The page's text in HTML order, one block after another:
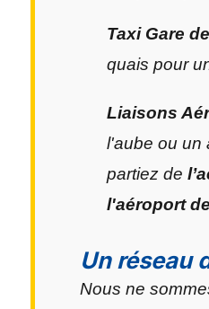
Taxi Gare
quais pour
Liaisons
l'aube ou un
partiez de
l'aéroport
Un réseau
Nous ne